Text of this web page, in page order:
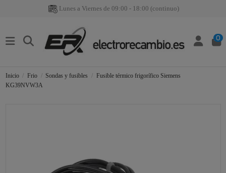
Lunes a Viernes de 09:00 - 18:00 (continuo)
0
Inicio Frio Sondas y fusibles
Fusible térmico frigorífico Siemens
KG39NVW3A